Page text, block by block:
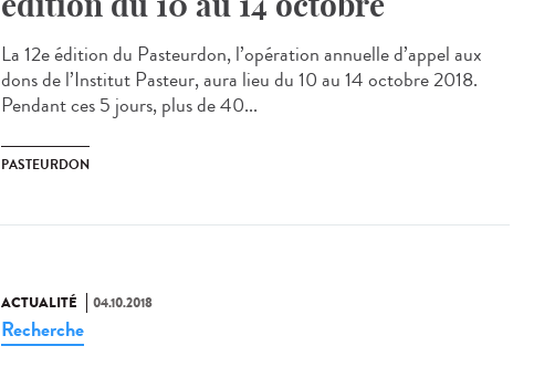
La 12e édition du Pasteurdon, l’opération annuelle d’appel aux
dons de l’Institut Pasteur, aura lieu du 10 au 14 octobre 2018.
Pendant ces 5 jours, plus de 40...
PASTEURDON
ACTUALITÉ 04.10.2018
Recherche